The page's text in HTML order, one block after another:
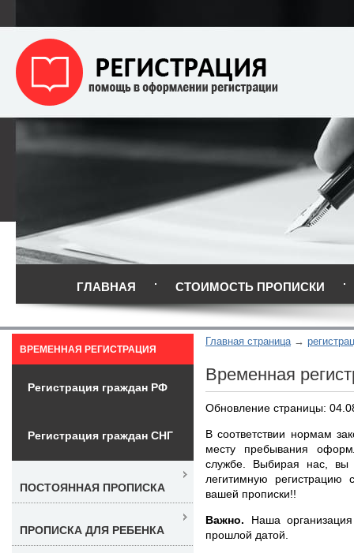
ГЛАВНАЯ СТОИМОСТЬ ПРОПИСКИ
Главная страница
Временная
Обновление страницы:
В соответствии нормам
месту пребывания
службе. Выбирая нас, вы
легитимную
вашей прописки!!
Важно. Наша
прошлой датой.
ВРЕМЕННАЯ РЕГИСТРАЦИЯ
Регистрация граждан РФ
Регистрация граждан СНГ
ПОСТОЯННАЯ ПРОПИСКА
ПРОПИСКА ДЛЯ РЕБЕНКА